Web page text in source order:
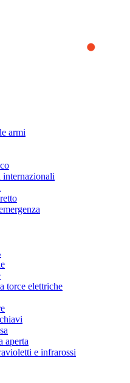
you the best experience
this website, you accept
how the website is used and
more or to find out how
our
armi
torce elettriche
aperta
e infrarossi